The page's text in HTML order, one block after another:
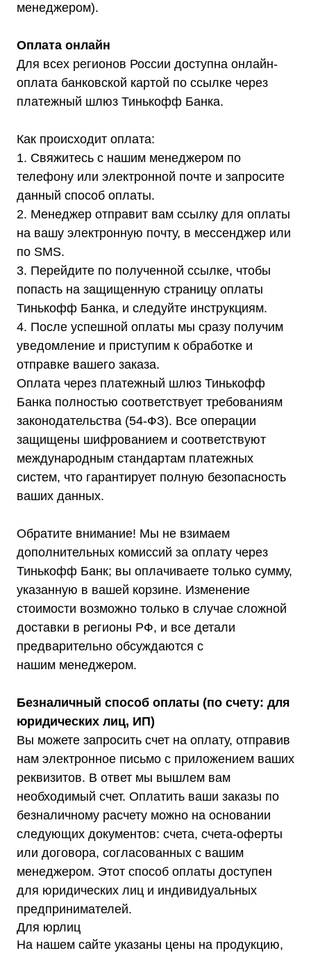
менеджером).
Оплата онлайн
Для всех регионов России доступна онлайн-
оплата банковской картой по ссылке через
платежный шлюз Тинькофф Банка.
Как происходит оплата:
1. Свяжитесь с нашим менеджером по
телефону или электронной почте и запросите
данный способ оплаты.
2. Менеджер отправит вам ссылку для оплаты
на вашу электронную почту, в мессенджер или
по SMS.
3. Перейдите по полученной ссылке, чтобы
попасть на защищенную страницу оплаты
Тинькофф Банка, и следуйте инструкциям.
4. После успешной оплаты мы сразу получим
уведомление и приступим к обработке и
отправке вашего заказа.
Оплата через платежный шлюз Тинькофф
Банка полностью соответствует требованиям
законодательства (54-ФЗ). Все операции
защищены шифрованием и соответствуют
международным стандартам платежных
систем, что гарантирует полную безопасность
ваших данных.
Обратите внимание! Мы не взимаем
дополнительных комиссий за оплату через
Тинькофф Банк; вы оплачиваете только сумму,
указанную в вашей корзине. Изменение
стоимости возможно только в случае сложной
доставки в регионы РФ, и все детали
предварительно обсуждаются с
нашим менеджером.
Безналичный способ оплаты (по счету: для
юридических лиц, ИП)
Вы можете запросить счет на оплату, отправив
нам электронное письмо с приложением ваших
реквизитов. В ответ мы вышлем вам
необходимый счет. Оплатить ваши заказы по
безналичному расчету можно на основании
следующих документов: счета, счета-оферты
или договора, согласованных с вашим
менеджером. Этот способ оплаты доступен
для юридических лиц и индивидуальных
предпринимателей.
Для юрлиц
На нашем сайте указаны цены на продукцию,
Мы являемся
официальным
дилером ГК «Штиль"
8 (800) 444-75-17 info@shtil-stab.ru
Оставьте заявку на подбор
стабилизатора или ИБП и наши
менеджеры помогут вам подобрать
подходящий вариант
Оставить заявку
Каталог
Стабилизаторы напряжения
Однофазные стабилизаторы
Стабилизаторы три фазы в одну
Стабилизаторы для котлов Серия Термо
(Т)
Стабилизаторы инверторные ИнСтаб
Стабилизаторы серии R
Стабилизаторы в стойку Rack 19
Стабилизаторы настенные
Источники бесперебойного питания
Однофазные ИБП
ИБП постоянного тока